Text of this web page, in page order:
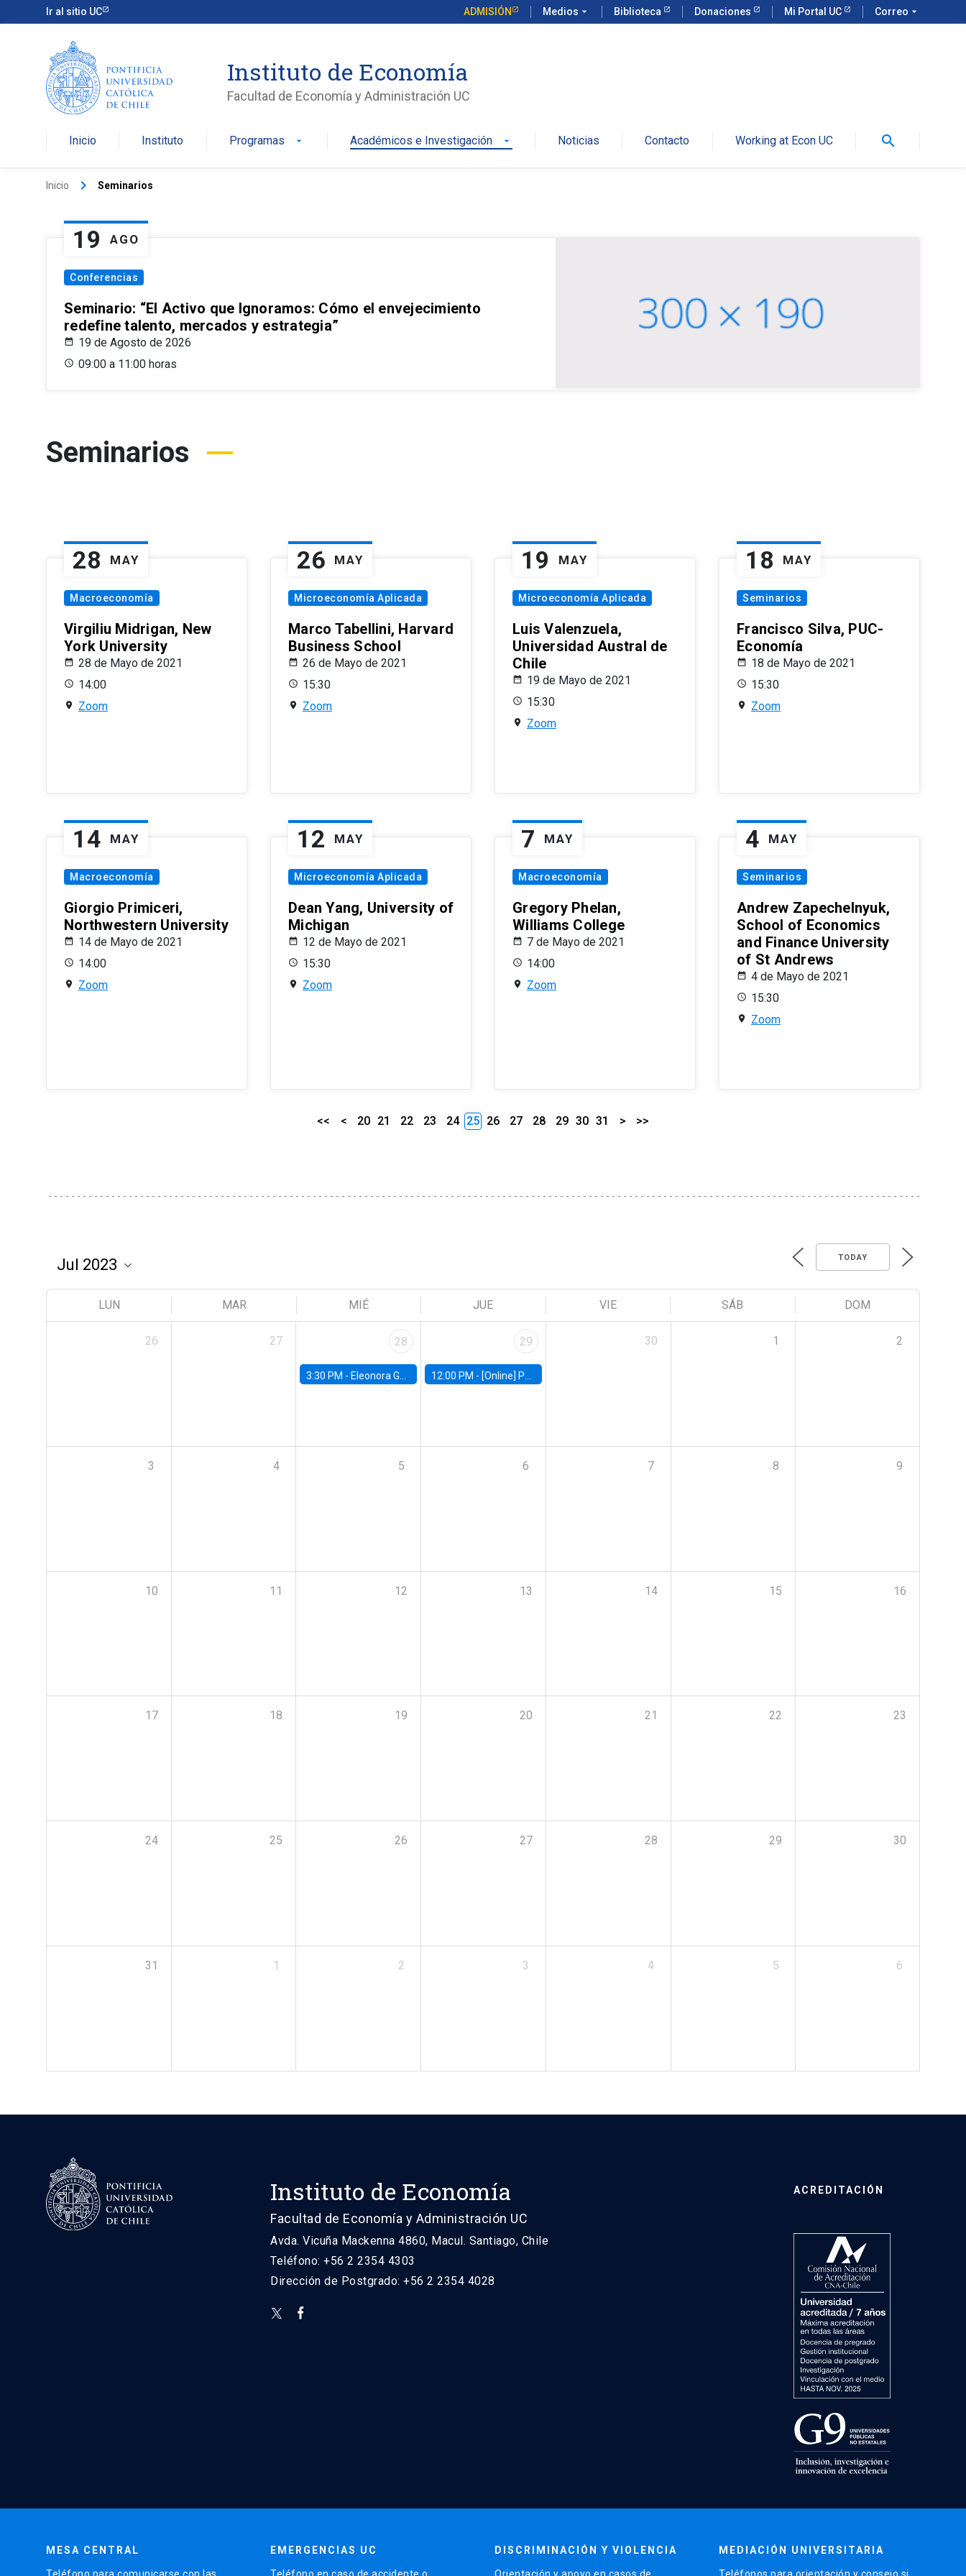
Ir al sitio UC ADMISIÓN Medios arrow_drop_down Biblioteca Donaciones Mi Portal UC Correo arrow_drop_down
Instituto de Economía
Facultad de Economía y Administración UC
Inicio Instituto Programas arrow_drop_down Académicos e Investigación arrow_drop_down Noticias Contacto Working at Econ UC search
Inicio keyboard_arrow_right Seminarios
19 AGO
Conferencias
Seminario: “El Activo que Ignoramos: Cómo el envejecimiento
redefine talento, mercados y estrategia”
19 de Agosto de 2026
09:00 a 11:00 horas
Seminarios
28 MAY
Macroeconomía
Virgiliu Midrigan, New
York University
28 de Mayo de 2021
14:00
Zoom
26 MAY
Microeconomía Aplicada
Marco Tabellini, Harvard
Business School
26 de Mayo de 2021
15:30
Zoom
19 MAY
Microeconomía Aplicada
Luis Valenzuela,
Universidad Austral de
Chile
19 de Mayo de 2021
15:30
Zoom
18 MAY
Seminarios
Francisco Silva, PUC-
Economía
18 de Mayo de 2021
15:30
Zoom
14 MAY
Macroeconomía
Giorgio Primiceri,
Northwestern University
14 de Mayo de 2021
14:00
Zoom
12 MAY
Microeconomía Aplicada
Dean Yang, University of
Michigan
12 de Mayo de 2021
15:30
Zoom
7 MAY
Macroeconomía
Gregory Phelan,
Williams College
7 de Mayo de 2021
14:00
Zoom
4 MAY
Seminarios
Andrew Zapechelnyuk,
School of Economics
and Finance University
of St Andrews
4 de Mayo de 2021
15:30
Zoom
<< < 20 21 22 23 24 25 26 27 28 29 30 31 > >>
TODAY
LUN MAR MIÉ JUE VIE SÁB DOM
26 27 28
3:30 PM - Eleonora Guarnieri, Exeter University
29
12:00 PM - [Online] Pablo Slutzky, University of Maryland
30 1 2
3 4 5 6 7 8 9
10 11 12 13 14 15 16
17 18 19 20 21 22 23
24 25 26 27 28 29 30
31 1 2 3 4 5 6
Instituto de Economía
Facultad de Economía y Administración UC
Avda. Vicuña Mackenna 4860, Macul. Santiago, Chile
Teléfono: +56 2 2354 4303
Dirección de Postgrado: +56 2 2354 4028
ACREDITACIÓN
MESA CENTRAL
Teléfono para comunicarse con las
EMERGENCIAS UC
Teléfono en caso de accidente o
DISCRIMINACIÓN Y VIOLENCIA
Orientación y apoyo en casos de
MEDIACIÓN UNIVERSITARIA
Teléfonos para orientación y consejo si